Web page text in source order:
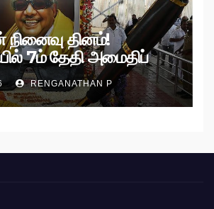
தினம்!
7ம் தேதி அமைதிப்
RENGANATHAN P